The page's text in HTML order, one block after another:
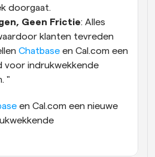
wanneer er iets gebeurt
doorgaat.
Geen Frictie: Alles
klanten tevreden
Chatbase en Cal.com een
voor indrukwekkende
"
en Cal.com een nieuwe